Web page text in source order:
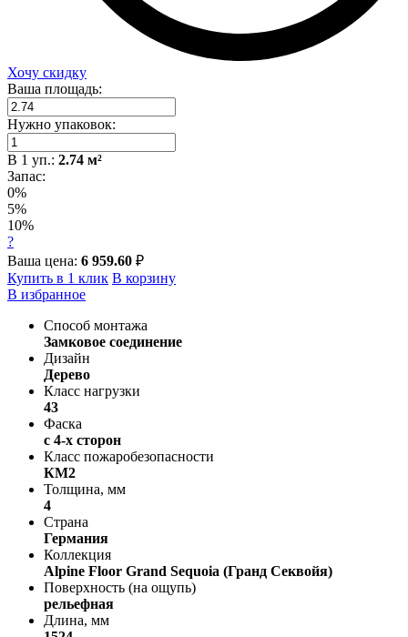
Хочу скидку
Ваша площадь:
Нужно упаковок:
В 1 уп.: 2.74 м²
Запас:
0%
5%
10%
?
Ваша цена: 6 959.60 ₽
Купить в 1 клик В корзину
В избранное
Способ монтажа
Замковое соединение
Дизайн
Дерево
Класс нагрузки
43
Фаска
с 4-х сторон
Класс пожаробезопасности
КМ2
Толщина, мм
4
Страна
Германия
Коллекция
Alpine Floor Grand Sequoia (Гранд Секвойя)
Поверхность (на ощупь)
рельефная
Длина, мм